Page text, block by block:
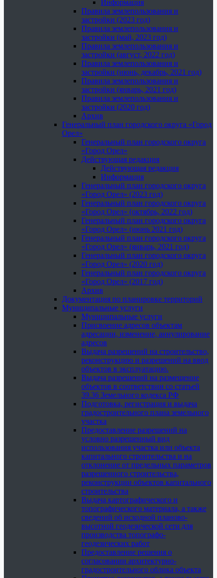
Информация
Правила землепользования и
застройки (2023 год)
Правила землепользования и
застройки (май, 2023 год)
Правила землепользования и
застройки (август, 2022 год)
Правила землепользования и
застройки (июнь, декабрь, 2021 год)
Правила землепользования и
застройки (январь, 2021 год)
Правила землепользования и
застройки (2020 год)
Архив
Генеральный план городского округа «Город
Орел»
Генеральный план городского округа
«Город Орел»
Действующая редакция
Действующая редакция
Информация
Генеральный план городского округа
«Город Орел» (2023 год)
Генеральный план городского округа
«Город Орел» (октябрь, 2022 год)
Генеральный план городского округа
«Город Орел» (июнь 2021 год)
Генеральный план городского округа
«Город Орел» (январь, 2021 год)
Генеральный план городского округа
«Город Орел» (2020 год)
Генеральный план городского округа
«Город Орел» (2017 год)
Архив
Документация по планировке территорий
Муниципальные услуги
Муниципальные услуги
Присвоение адресов объектам
адресации, изменение, аннулирование
адресов
Выдача разрешений на строительство,
реконструкцию и разрешений на ввод
объектов в эксплуатацию.
Выдача разрешений на размещение
объектов в соответствии со статьей
39.36 Земельного кодекса РФ
Подготовка, регистрация и выдача
градостроительного плана земельного
участка
Предоставление разрешений на
условно разрешенный вид
использования участка или объекта
капитального строительства и на
отклонение от предельных параметров
разрешенного строительства,
реконструкции объектов капитального
строительства
Выдача картографического и
топографического материала, а также
сведений об исходной планово-
высотной геодезической сети для
производства топографо-
геодезических работ
Предоставление решения о
согласовании архитектурно-
градостроительного облика объекта